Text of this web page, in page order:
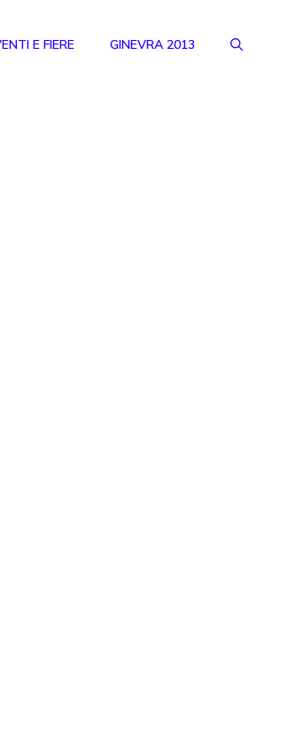
E FIERE GINEVRA 2013